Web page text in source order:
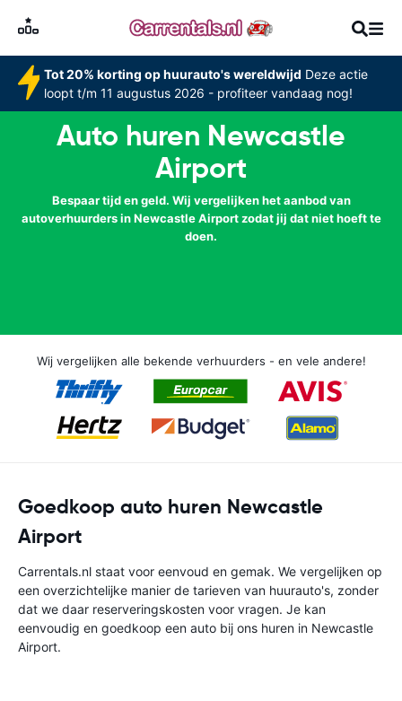
Tot 20% korting op huurauto's wereldwijd Deze actie
loopt t/m 11 augustus 2026 - profiteer vandaag nog!
Auto huren Newcastle
Airport
Bespaar tijd en geld. Wij vergelijken het aanbod van
autoverhuurders in Newcastle Airport zodat jij dat niet hoeft te
doen.
Wij vergelijken alle bekende verhuurders - en vele andere!
Goedkoop auto huren Newcastle
Airport
Carrentals.nl staat voor eenvoud en gemak. We vergelijken op
een overzichtelijke manier de tarieven van huurauto's, zonder
dat we daar reserveringskosten voor vragen. Je kan
eenvoudig en goedkoop een auto bij ons huren in Newcastle
Airport.